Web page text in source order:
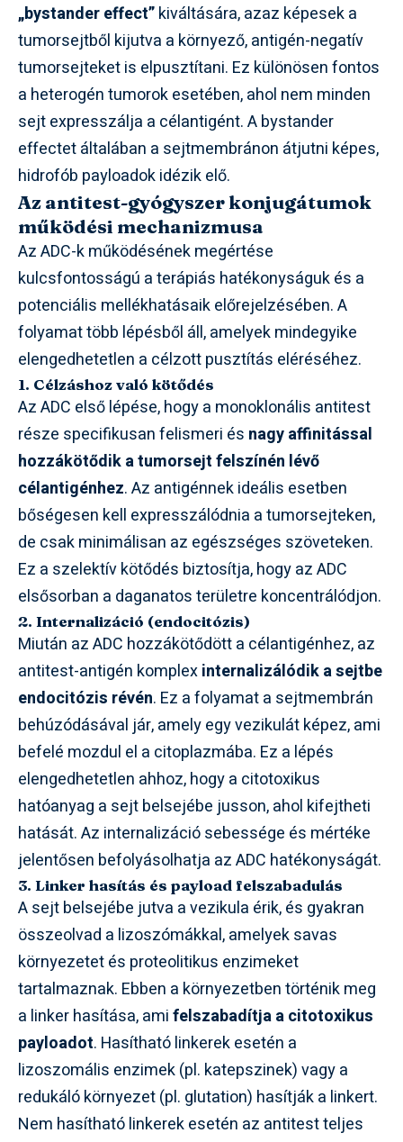
„bystander effect”kiváltására, azaz képesek a
tumorsejtből kijutva a környező, antigén-negatív
tumorsejteket is elpusztítani. Ez különösen fontos
a heterogén tumorok esetében, ahol nem minden
sejt expresszálja a célantigént. A bystander
effectet általában a sejtmembránon átjutni képes,
hidrofób payloadok idézik elő.
Az antitest-gyógyszer konjugátumok
működési mechanizmusa
Az ADC-k működésének megértése
kulcsfontosságú a terápiás hatékonyságuk és a
potenciális mellékhatásaik előrejelzésében. A
folyamat több lépésből áll, amelyek mindegyike
elengedhetetlen a célzott pusztítás eléréséhez.
1. Célzáshoz való kötődés
Az ADC első lépése, hogy a monoklonális antitest
része specifikusan felismeri és nagy affinitással
hozzákötődik a tumorsejt felszínén lévő
célantigénhez. Az antigénnek ideális esetben
bőségesen kell expresszálódnia a tumorsejteken,
de csak minimálisan az egészséges szöveteken.
Ez a szelektív kötődés biztosítja, hogy az ADC
elsősorban a daganatos területre koncentrálódjon.
2. Internalizáció (endocitózis)
Miután az ADC hozzákötődött a célantigénhez, az
antitest-antigén komplexinternalizálódik a sejtbe
endocitózis révén. Ez a folyamat a sejtmembrán
behúzódásával jár, amely egy vezikulát képez, ami
befelé mozdul el a citoplazmába. Ez a lépés
elengedhetetlen ahhoz, hogy a citotoxikus
hatóanyag a sejt belsejébe jusson, ahol kifejtheti
hatását. Az internalizáció sebessége és mértéke
jelentősen befolyásolhatja az ADC hatékonyságát.
3. Linker hasítás és payload felszabadulás
A sejt belsejébe jutva a vezikula érik, és gyakran
összeolvad a lizoszómákkal, amelyek savas
környezetet és proteolitikus enzimeket
tartalmaznak. Ebben a környezetben történik meg
a linker hasítása, amifelszabadítja a citotoxikus
payloadot. Hasítható linkerek esetén a
lizoszomális enzimek (pl. katepszinek) vagy a
redukáló környezet (pl. glutation) hasítják a linkert.
Nem hasítható linkerek esetén az antitest teljes